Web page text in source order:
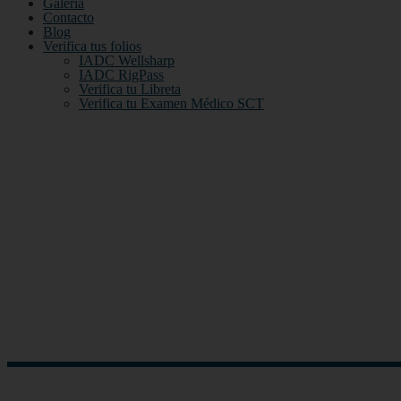
Galería
Contacto
Blog
Verifica tus folios
IADC Wellsharp
IADC RigPass
Verifica tu Libreta
Verifica tu Examen Médico SCT